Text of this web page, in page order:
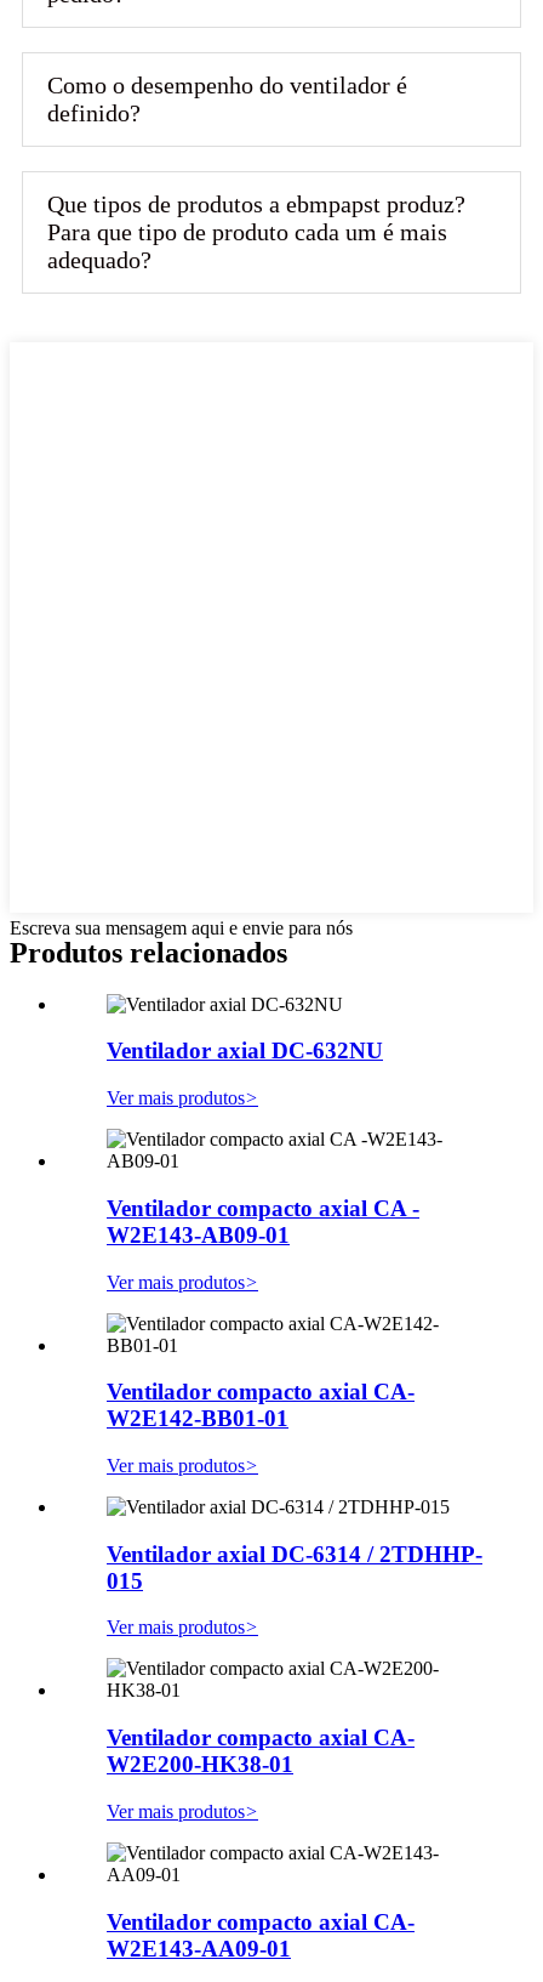
Como o desempenho do ventilador é
definido?
Que tipos de produtos a ebmpapst produz?
Para que tipo de produto cada um é mais
adequado?
Escreva sua mensagem aqui e envie para nós
Produtos relacionados
Ventilador axial DC-632NU
Ver mais produtos>
Ventilador compacto axial CA -
W2E143-AB09-01
Ver mais produtos>
Ventilador compacto axial CA-
W2E142-BB01-01
Ver mais produtos>
Ventilador axial DC-6314 / 2TDHHP-
015
Ver mais produtos>
Ventilador compacto axial CA-
W2E200-HK38-01
Ver mais produtos>
Ventilador compacto axial CA-
W2E143-AA09-01